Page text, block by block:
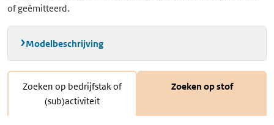
of geëmitteerd.
Modelbeschrijving
Zoeken op bedrijfstak of
(sub)activiteit
Zoeken op stof